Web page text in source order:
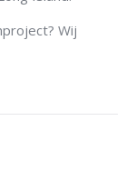
Wij